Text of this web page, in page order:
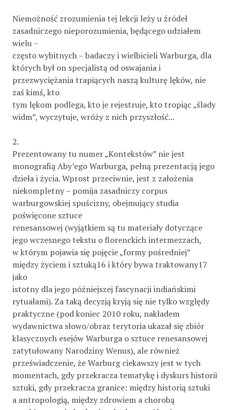
Niemożność zrozumienia tej lekcji leży u źródeł
zasadniczego nieporozumienia, będącego udziałem
wielu –
często wybitnych – badaczy i wielbicieli Warburga, dla
których był on specjalistą od oswajania i
przezwyciężania trapiących naszą kulturę lęków, nie
zaś kimś, kto
tym lękom podlega, kto je rejestruje, kto tropiąc „ślady
widm”, wyczytuje, wróży z nich przyszłość...
2.
Prezentowany tu numer „Kontekstów” nie jest
monografią Aby’ego Warburga, pełną prezentacją jego
dzieła i życia. Wprost przeciwnie, jest z założenia
niekompletny – pomija zasadniczy corpus
warburgowskiej spuścizny, obejmujący studia
poświęcone sztuce
renesansowej (wyjątkiem są tu materiały dotyczące
jego wczesnego tekstu o florenckich intermezzach,
w którym pojawia się pojęcie „formy pośredniej”
między życiem i sztuką16 i który bywa traktowany17
jako
istotny dla jego późniejszej fascynacji indiańskimi
rytuałami). Za taką decyzją kryją się nie tylko względy
praktyczne (pod koniec 2010 roku, nakładem
wydawnictwa słowo/obraz terytoria ukazał się zbiór
klasycznych esejów Warburga o sztuce renesansowej
zatytułowany Narodziny Wenus), ale również
przeświadczenie, że Warburg ciekawszy jest w tych
momentach, gdy przekracza tematykę i dyskurs historii
sztuki, gdy przekracza granice: między historią sztuki
a antropologią, między zdrowiem a chorobą